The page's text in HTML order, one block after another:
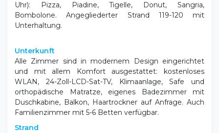
Uhr): Pizza, Piadine, Tigelle, Donut, Sangria,
Bombolone. Angegliederter Strand 119-120 mit
Unterhaltung.
Unterkunft
Alle Zimmer sind in modernem Design eingerichtet
und mit allem Komfort ausgestattet: kostenloses
WLAN, 24-Zoll-LCD-Sat-TV, Klimaanlage, Safe und
orthopädische Matratze, eigenes Badezimmer mit
Duschkabine, Balkon, Haartrockner auf Anfrage. Auch
Familienzimmer mit 5-6 Betten verfügbar.
Strand